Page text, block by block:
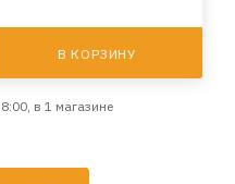
В КОРЗИНУ
в 1 магазине